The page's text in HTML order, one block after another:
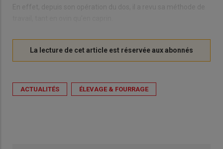
En effet, depuis son opération du dos, il a revu sa méthode de
ACTUALITÉS ÉLEVAGE & FOURRAGE